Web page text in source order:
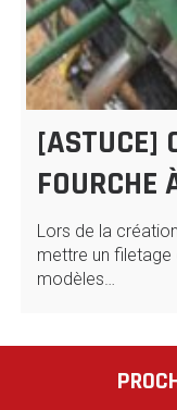
[ASTUCE]
FOURCHE
Lors de la
mettre un
modèles…